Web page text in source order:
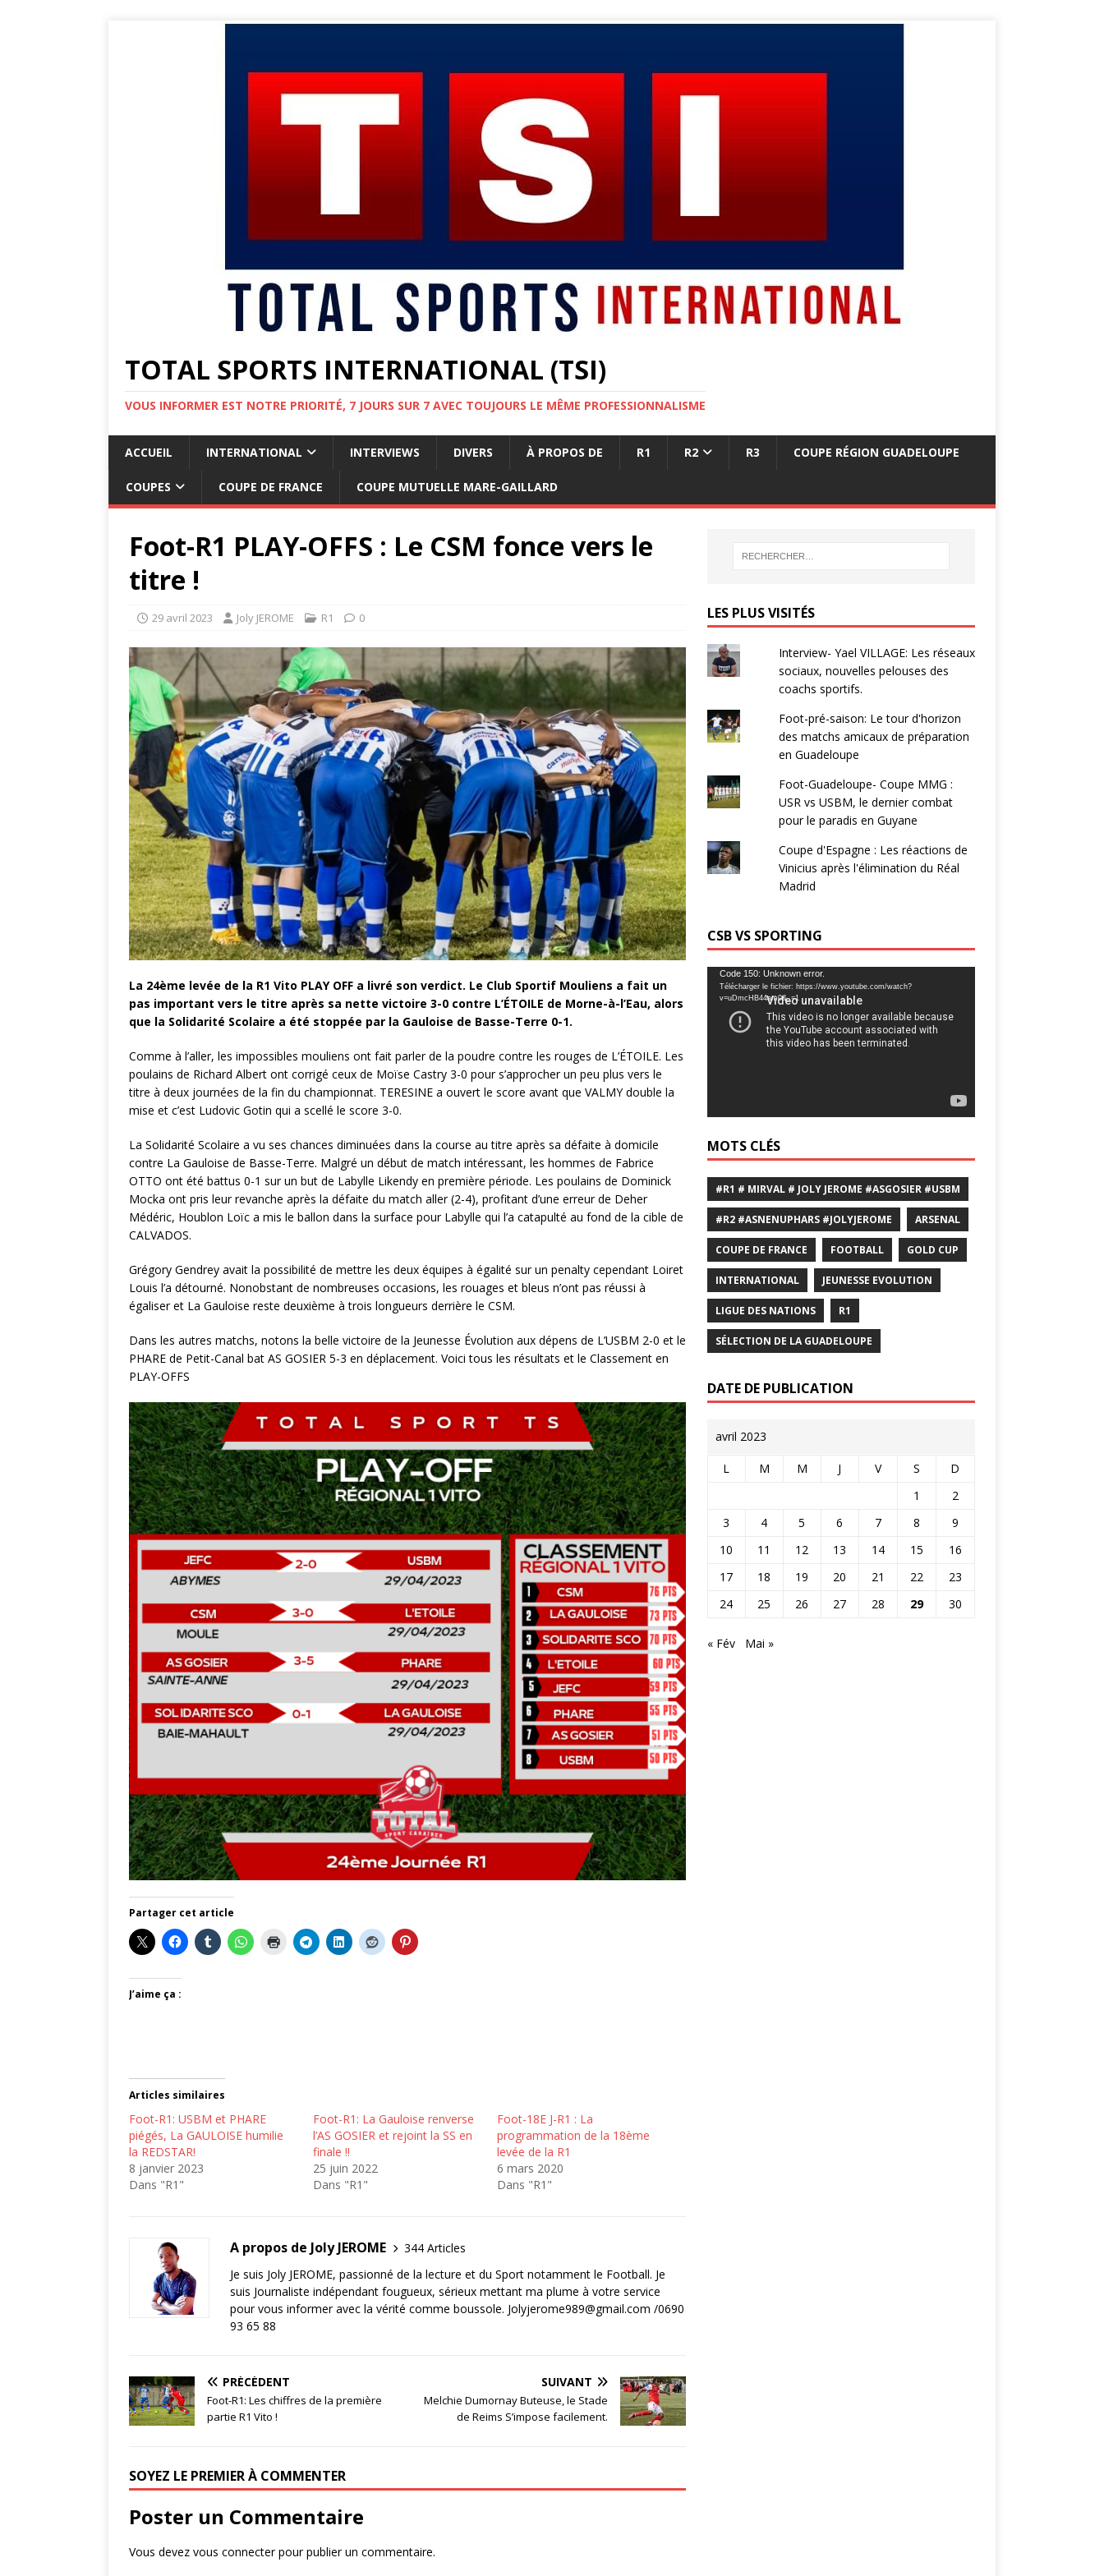
TOTAL SPORTS INTERNATIONAL (TSI)
VOUS INFORMER EST NOTRE PRIORITÉ, 7 JOURS SUR 7 AVEC TOUJOURS LE MÊME PROFESSIONNALISME
ACCUEIL INTERNATIONAL INTERVIEWS DIVERS À PROPOS DE R1 R2 R3 COUPE RÉGION GUADELOUPE
COUPES COUPE DE FRANCE COUPE MUTUELLE MARE-GAILLARD
Foot-R1 PLAY-OFFS : Le CSM fonce vers le
titre !
29 avril 2023 Joly JEROME R1 0
La 24ème levée de la R1 Vito PLAY OFF a livré son verdict. Le Club Sportif Mouliens a fait un
pas important vers le titre après sa nette victoire 3-0 contre L’ÉTOILE de Morne-à-l’Eau, alors
que la Solidarité Scolaire a été stoppée par la Gauloise de Basse-Terre 0-1.
Comme à l’aller, les impossibles mouliens ont fait parler de la poudre contre les rouges de L’ÉTOILE. Les
poulains de Richard Albert ont corrigé ceux de Moïse Castry 3-0 pour s’approcher un peu plus vers le
titre à deux journées de la fin du championnat. TERESINE a ouvert le score avant que VALMY double la
mise et c’est Ludovic Gotin qui a scellé le score 3-0.
La Solidarité Scolaire a vu ses chances diminuées dans la course au titre après sa défaite à domicile
contre La Gauloise de Basse-Terre. Malgré un début de match intéressant, les hommes de Fabrice
OTTO ont été battus 0-1 sur un but de Labylle Likendy en première période. Les poulains de Dominick
Mocka ont pris leur revanche après la défaite du match aller (2-4), profitant d’une erreur de Deher
Médéric, Houblon Loïc a mis le ballon dans la surface pour Labylle qui l’a catapulté au fond de la cible de
CALVADOS.
Grégory Gendrey avait la possibilité de mettre les deux équipes à égalité sur un penalty cependant Loiret
Louis l’a détourné. Nonobstant de nombreuses occasions, les rouages et bleus n’ont pas réussi à
égaliser et La Gauloise reste deuxième à trois longueurs derrière le CSM.
Dans les autres matchs, notons la belle victoire de la Jeunesse Évolution aux dépens de L’USBM 2-0 et le
PHARE de Petit-Canal bat AS GOSIER 5-3 en déplacement. Voici tous les résultats et le Classement en
PLAY-OFFS
Partager cet article
J’aime ça :
Articles similaires
Foot-R1: USBM et PHARE
piégés, La GAULOISE humilie
la REDSTAR!
8 janvier 2023
Dans "R1"
Foot-R1: La Gauloise renverse
l’AS GOSIER et rejoint la SS en
finale !!
25 juin 2022
Dans "R1"
Foot-18E J-R1 : La
programmation de la 18ème
levée de la R1
6 mars 2020
Dans "R1"
A propos de Joly JEROME
344 Articles
Je suis Joly JEROME, passionné de la lecture et du Sport notamment le Football. Je
suis Journaliste indépendant fougueux, sérieux mettant ma plume à votre service
pour vous informer avec la vérité comme boussole. Jolyjerome989@gmail.com /0690
93 65 88
PRÉCÉDENT
Foot-R1: Les chiffres de la première
partie R1 Vito !
SUIVANT
Melchie Dumornay Buteuse, le Stade
de Reims S’impose facilement.
SOYEZ LE PREMIER À COMMENTER
Poster un Commentaire
Vous devez vous connecterpour publier un commentaire.
LES PLUS VISITÉS
Interview- Yael VILLAGE: Les réseaux
sociaux, nouvelles pelouses des
coachs sportifs.
Foot-pré-saison: Le tour d'horizon
des matchs amicaux de préparation
en Guadeloupe
Foot-Guadeloupe- Coupe MMG :
USR vs USBM, le dernier combat
pour le paradis en Guyane
Coupe d'Espagne : Les réactions de
Vinicius après l'élimination du Réal
Madrid
CSB VS SPORTING
Lecteur
vidéo
Code 150: Unknown error.
Télécharger le fichier: https://www.youtube.com/watch?
v=uDmcHB44am0&_=1
MOTS CLÉS
#R1 # MIRVAL # JOLY JEROME #ASGOSIER #USBM
#R2 #ASNENUPHARS #JOLYJEROME ARSENAL
COUPE DE FRANCE FOOTBALL GOLD CUP
INTERNATIONAL JEUNESSE EVOLUTION
LIGUE DES NATIONS R1
SÉLECTION DE LA GUADELOUPE
DATE DE PUBLICATION
avril 2023
L M M J V S
D
1
2
3
4 5 6 7 8
9
10
11 12 13 14 15
16
17
18 19 20 21 22
23
24
25 26 27 28 29 30
« Fév Mai »